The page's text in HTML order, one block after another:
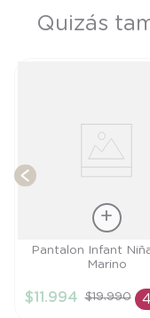
Quizás
Talla
AÑADIR AL
Pantalon Infant
Marino
$11 .994 $19.990